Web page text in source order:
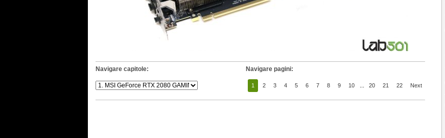
Navigare capitole: Navigare pagini:
1 2 3 4 5 6 7 8 9 10 20 21 22 Next